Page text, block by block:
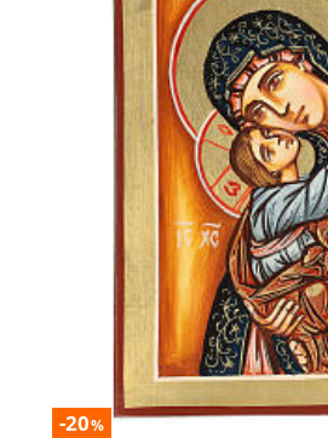
-20%